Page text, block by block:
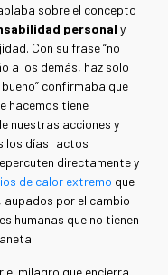
sobre el concepto
personal y
Con su frase “no
a los demás, haz solo
confirmaba que
hacemos tiene
nuestras acciones y
los días: actos
directamente y
de calor extremo que
aupados por el cambio
humanas que no tienen
el milagro que encierra